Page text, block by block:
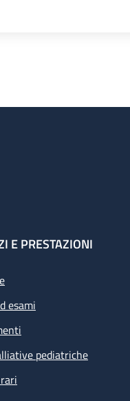
E PRESTAZIONI
esami
pediatriche